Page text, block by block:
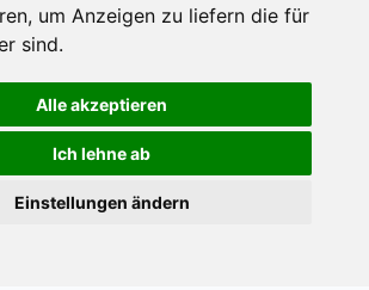
, um Anzeigen zu liefern die für
sind.
Alle akzeptieren
Ich lehne ab
Einstellungen ändern